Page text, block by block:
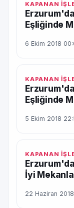
KAPANAN
Eşliğinde
6 Ekim 2018
KAPANAN
Eşliğinde
5 Ekim 2018
KAPANAN
İyi
22 Haziran